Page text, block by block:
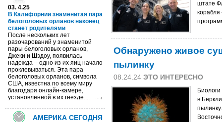
03. 4.25
В Калифорнии знаменитая пара
белоголовых орланов наконец
станет родителями
После нескольких лет
разочарований у знаменитой
пары белоголовых орланов,
Джеки и Шэдоу, появилась
надежда – одно из их яиц начало
проклевываться. Эта пара
белоголовых орланов, символа
США, известна по всему миру
благодаря онлайн-камере,
установленной в их гнезде....
АМЕРИКА СЕГОДНЯ
штате
корабля
Обнаружено живое
пылинку
08.24.24 ЭТО ИНТЕРЕСНО
в